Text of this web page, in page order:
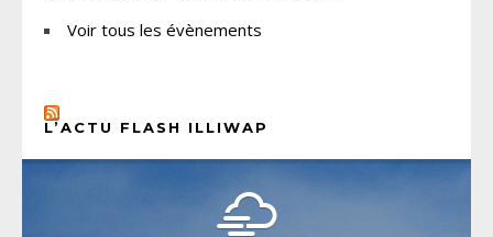
Voir tous les évènements
L’ACTU FLASH ILLIWAP